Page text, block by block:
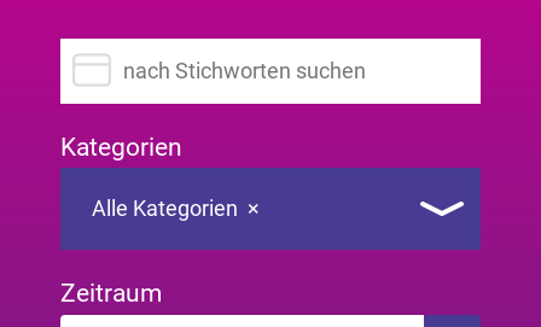
Suchbegriff eingeben
Kategorien
×
Alle Kategorien
Zeitraum